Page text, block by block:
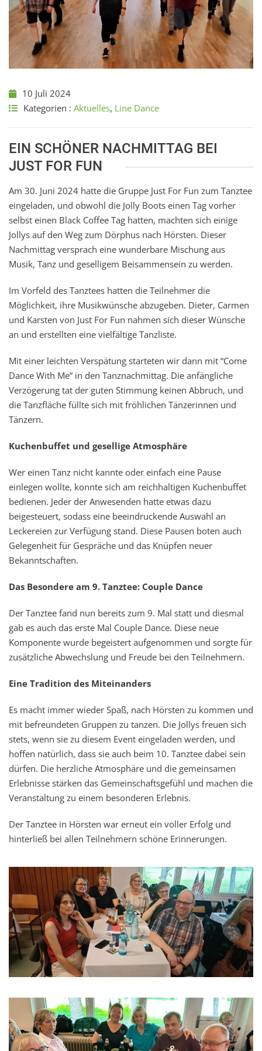
10 Juli 2024
Kategorien : Aktuelles, Line Dance
EIN SCHÖNER NACHMITTAG BEI
JUST FOR FUN
Am 30. Juni 2024 hatte die Gruppe Just For Fun zum Tanztee
eingeladen, und obwohl die Jolly Boots einen Tag vorher
selbst einen Black Coffee Tag hatten, machten sich einige
Jollys auf den Weg zum Dörphus nach Hörsten. Dieser
Nachmittag versprach eine wunderbare Mischung aus
Musik, Tanz und geselligem Beisammensein zu werden.
Im Vorfeld des Tanztees hatten die Teilnehmer die
Möglichkeit, ihre Musikwünsche abzugeben. Dieter, Carmen
und Karsten von Just For Fun nahmen sich dieser Wünsche
an und erstellten eine vielfältige Tanzliste.
Mit einer leichten Verspätung starteten wir dann mit “Come
Dance With Me” in den Tanznachmittag. Die anfängliche
Verzögerung tat der guten Stimmung keinen Abbruch, und
die Tanzfläche füllte sich mit fröhlichen Tänzerinnen und
Tänzern.
Kuchenbuffet und gesellige Atmosphäre
Wer einen Tanz nicht kannte oder einfach eine Pause
einlegen wollte, konnte sich am reichhaltigen Kuchenbuffet
bedienen. Jeder der Anwesenden hatte etwas dazu
beigesteuert, sodass eine beeindruckende Auswahl an
Leckereien zur Verfügung stand. Diese Pausen boten auch
Gelegenheit für Gespräche und das Knüpfen neuer
Bekanntschaften.
Das Besondere am 9. Tanztee: Couple Dance
Der Tanztee fand nun bereits zum 9. Mal statt und diesmal
gab es auch das erste Mal Couple Dance. Diese neue
Komponente wurde begeistert aufgenommen und sorgte für
zusätzliche Abwechslung und Freude bei den Teilnehmern.
Eine Tradition des Miteinanders
Es macht immer wieder Spaß, nach Hörsten zu kommen und
mit befreundeten Gruppen zu tanzen. Die Jollys freuen sich
stets, wenn sie zu diesem Event eingeladen werden, und
hoffen natürlich, dass sie auch beim 10. Tanztee dabei sein
dürfen. Die herzliche Atmosphäre und die gemeinsamen
Erlebnisse stärken das Gemeinschaftsgefühl und machen die
Veranstaltung zu einem besonderen Erlebnis.
Der Tanztee in Hörsten war erneut ein voller Erfolg und
hinterließ bei allen Teilnehmern schöne Erinnerungen.